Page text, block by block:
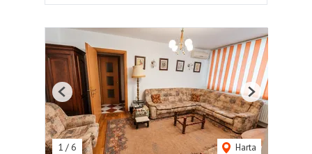
1 / 6 Harta
Previous Next